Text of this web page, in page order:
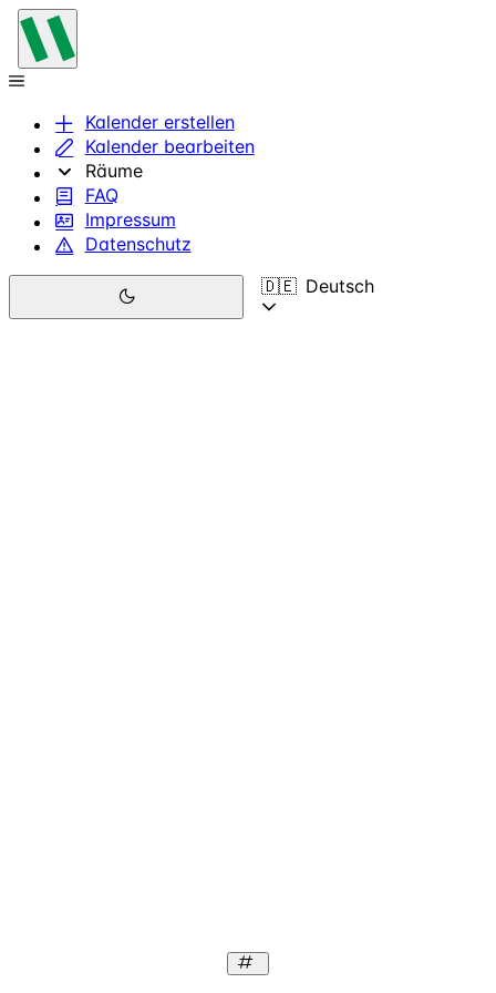
Kalender erstellen
Kalender bearbeiten
Räume
FAQ
Impressum
Datenschutz
🇩🇪 Deutsch